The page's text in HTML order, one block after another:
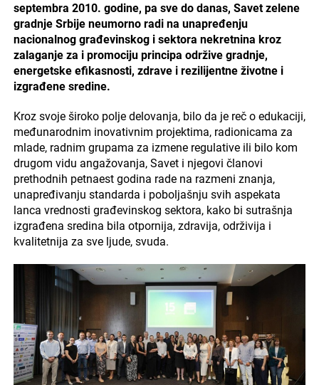
septembra 2010. godine, pa sve do danas, Savet zelene
gradnje Srbije neumorno radi na unapređenju
nacionalnog građevinskog i sektora nekretnina kroz
zalaganje za i promociju principa održive gradnje,
energetske efikasnosti, zdrave i rezilijentne životne i
izgrađene sredine.
Kroz svoje široko polje delovanja, bilo da je reč o edukaciji,
međunarodnim inovativnim projektima, radionicama za
mlade, radnim grupama za izmene regulative ili bilo kom
drugom vidu angažovanja, Savet i njegovi članovi
prethodnih petnaest godina rade na razmeni znanja,
unapređivanju standarda i poboljašnju svih aspekata
lanca vrednosti građevinskog sektora, kako bi sutrašnja
izgrađena sredina bila otpornija, zdravija, održivija i
kvalitetnija za sve ljude, svuda.